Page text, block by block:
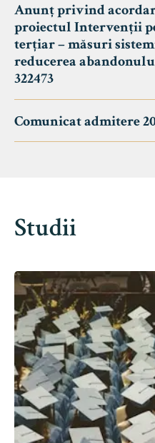
Anunț privind
proiectul Intervenții
terțiar – măsuri
reducerea
322473
Comunicat admitere
Studii